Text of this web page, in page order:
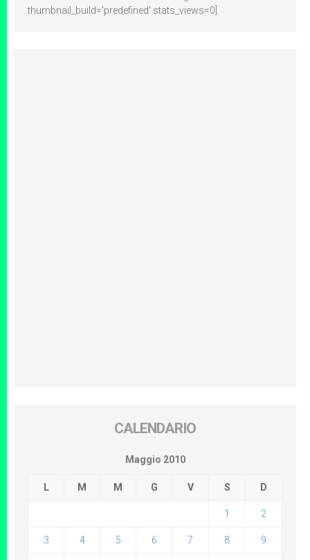
thumbnail_build='predefined' stats_views=0]
CALENDARIO
Maggio 2010
L M M G V S D
1 2
3 4 5 6 7 8 9